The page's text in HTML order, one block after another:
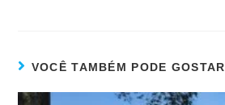
VOCÊ TAMBÉM PODE GOSTAR